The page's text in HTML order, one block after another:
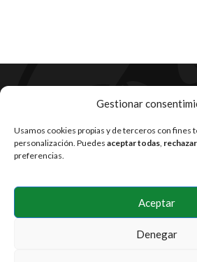
Gestionar
Usamos cookies propias y de terceros con fines
personalización. Puedes aceptar todas,
preferencias.
Aceptar
Denegar